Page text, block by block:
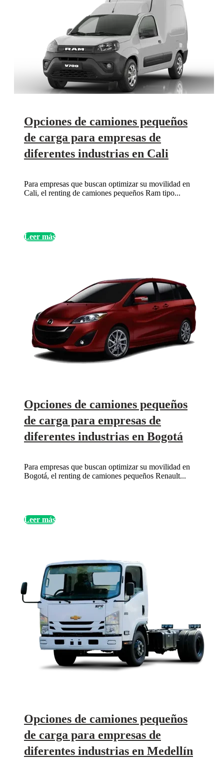
Opciones de camiones pequeños
de carga para empresas de
diferentes industrias en Cali
Para empresas que buscan optimizar su movilidad en
Cali, el renting de camiones pequeños Ram tipo...
Leer más
Opciones de camiones pequeños
de carga para empresas de
diferentes industrias en Bogotá
Para empresas que buscan optimizar su movilidad en
Bogotá, el renting de camiones pequeños Renault...
Leer más
Opciones de camiones pequeños
de carga para empresas de
diferentes industrias en Medellín